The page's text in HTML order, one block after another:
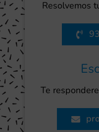
Resolvemos
Te